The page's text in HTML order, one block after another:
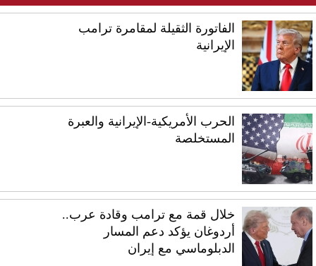
الفاتورة الثقيلة لمقامرة ترامب
الإيرانية
الحرب الأمريكية-الإيرانية والعبرة
المستخلصة
خلال قمة مع ترامب وقادة عرب..
أردوغان يؤكد دعم المسار
الدبلوماسي مع إيران